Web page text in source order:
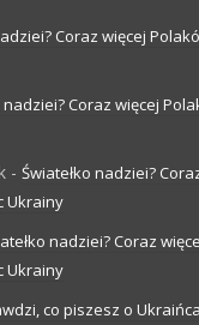
Coraz więcej
nadziei? Coraz więcej
- Światełko nadziei?
Ukrainy
nadziei? Coraz
Ukrainy
co piszesz o